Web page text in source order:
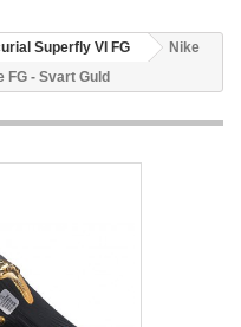
Superfly VI FG
Nike
- Svart Guld